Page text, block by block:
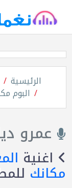
الرئيسية
البوم
عمرو
اغنية
مكانك